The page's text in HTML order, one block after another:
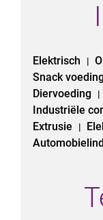
Elektrisch |
Snack
Diervoeding |
Industriële
Extrusie |